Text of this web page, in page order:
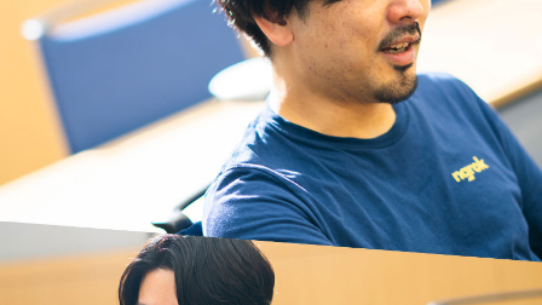
連載一覧
Cocotameとは About